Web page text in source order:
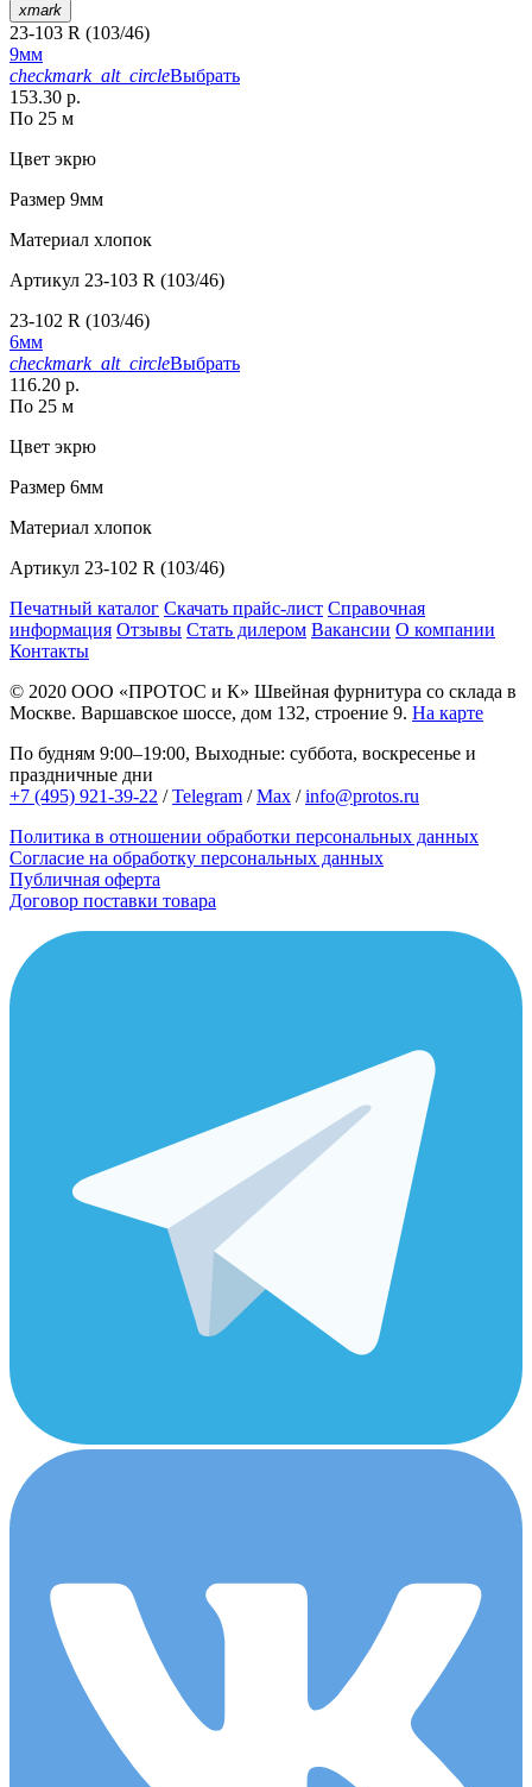
xmark
23-103 R (103/46)
9мм
checkmark_alt_circleВыбрать
153.30 р.
По 25 м
Цвет экрю
Размер 9мм
Материал хлопок
Артикул 23-103 R (103/46)
23-102 R (103/46)
6мм
checkmark_alt_circleВыбрать
116.20 р.
По 25 м
Цвет экрю
Размер 6мм
Материал хлопок
Артикул 23-102 R (103/46)
Печатный каталог Скачать прайс-лист Справочная
информация Отзывы Стать дилером Вакансии О компании
Контакты
© 2020 ООО «ПРОТОС и К» Швейная фурнитура со склада в
Москве. Варшавское шоссе, дом 132, строение 9. На карте
По будням 9:00–19:00, Выходные: суббота, воскресенье и
праздничные дни
+7 (495) 921-39-22 /Telegram /Max /info@protos.ru
Политика в отношении обработки персональных данных
Согласие на обработку персональных данных
Публичная оферта
Договор поставки товара